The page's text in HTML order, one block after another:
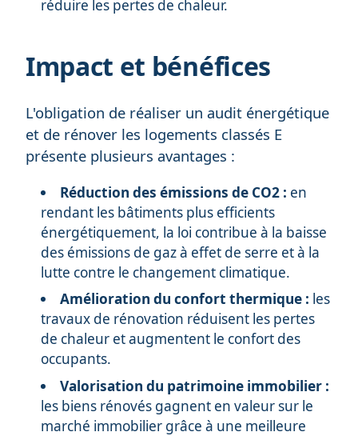
réduire les pertes de chaleur.
Impact et bénéfices
L'obligation de réaliser un audit énergétique
et de rénover les logements classés E
présente plusieurs avantages :
Réduction des émissions de CO2 : en
rendant les bâtiments plus efficients
énergétiquement, la loi contribue à la baisse
des émissions de gaz à effet de serre et à la
lutte contre le changement climatique.
Amélioration du confort thermique : les
travaux de rénovation réduisent les pertes
de chaleur et augmentent le confort des
occupants.
Valorisation du patrimoine immobilier :
les biens rénovés gagnent en valeur sur le
marché immobilier grâce à une meilleure